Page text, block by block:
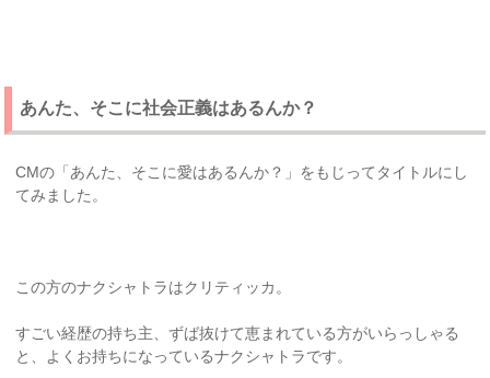
あんた、そこに社会正義はあるんか？
CMの「あんた、そこに愛はあるんか？」をもじってタイトルにし
てみました。
この方のナクシャトラはクリティッカ。
すごい経歴の持ち主、ずば抜けて恵まれている方がいらっしゃる
と、よくお持ちになっているナクシャトラです。